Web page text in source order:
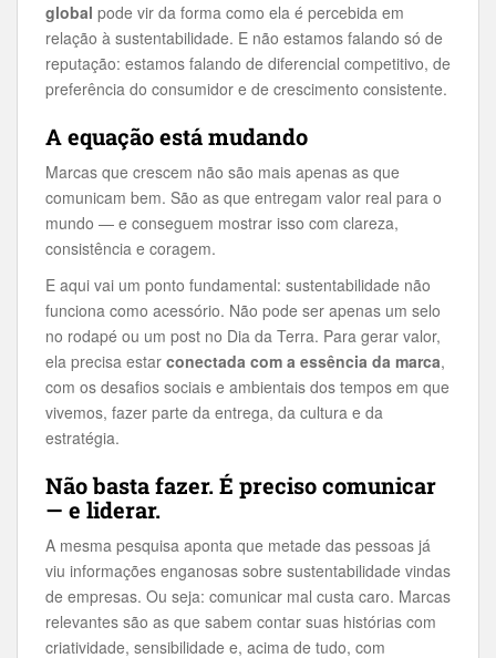
global pode vir da forma como ela é percebida em
relação à sustentabilidade. E não estamos falando só de
reputação: estamos falando de diferencial competitivo, de
preferência do consumidor e de crescimento consistente.
A equação está mudando
Marcas que crescem não são mais apenas as que
comunicam bem. São as que entregam valor real para o
mundo — e conseguem mostrar isso com clareza,
consistência e coragem.
E aqui vai um ponto fundamental: sustentabilidade não
funciona como acessório. Não pode ser apenas um selo
no rodapé ou um post no Dia da Terra. Para gerar valor,
ela precisa estar conectada com a essência da marca,
com os desafios sociais e ambientais dos tempos em que
vivemos, fazer parte da entrega, da cultura e da
estratégia.
Não basta fazer. É preciso comunicar
— e liderar.
A mesma pesquisa aponta que metade das pessoas já
viu informações enganosas sobre sustentabilidade vindas
de empresas. Ou seja: comunicar mal custa caro. Marcas
relevantes são as que sabem contar suas histórias com
criatividade, sensibilidade e, acima de tudo, com